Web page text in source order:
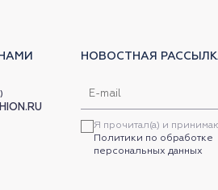
НОВОСТНАЯ
Я прочитал(а) и
Политики по обработке
персональных данных